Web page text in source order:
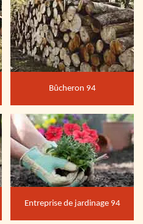
Bûcheron 94
Entreprise de jardinage 94